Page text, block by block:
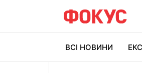
ВСІ НОВИНИ